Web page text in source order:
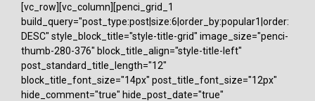
[vc_row][vc_column][penci_grid_1
build_query="post_type:post|size:6|order_by:popular1|order:
DESC" style_block_title="style-title-grid" image_size="penci-
thumb-280-376" block_title_align="style-title-left"
post_standard_title_length="12"
block_title_font_size="14px" post_title_font_size="12px"
hide_comment="true" hide_post_date="true"